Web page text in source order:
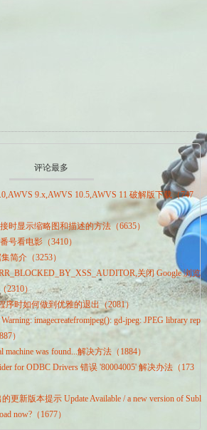
评论最多
9.x,AWVS 10.5,AWVS 11 破解版下载（747
时显示缩略图和描述的方法（6635）
号看电影（3410）
简介（3253）
关闭 Google 浏览
2310）
序时如何做到优雅的退出（2081）
imagecreatefromjpeg(): gd-jpeg: JPEG library rep
）
machine was found...解决方法（1884）
for ODBC Drivers 错误 '80004005' 解决办法（173
更新版本提示 Update Available / a new version of Subl
now?（1677）